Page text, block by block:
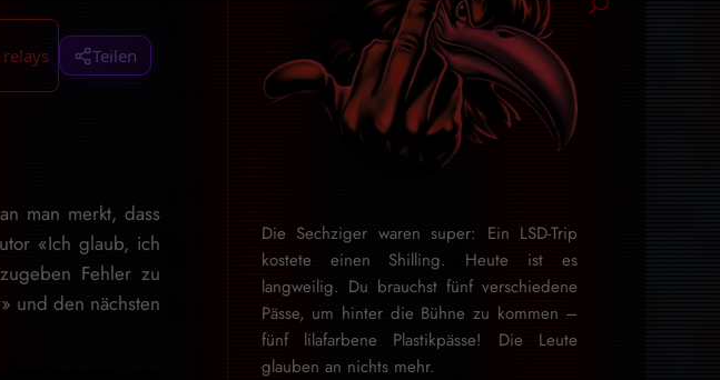
Teilen
man merkt, dass
«Ich glaub, ich
Fehler zu
und den nächsten
Die Sechziger waren super: Ein LSD-Trip
kostete einen Shilling. Heute ist es
langweilig. Du brauchst fünf verschiedene
Pässe, um hinter die Bühne zu kommen –
fünf lilafarbene Plastikpässe! Die Leute
glauben an nichts mehr.